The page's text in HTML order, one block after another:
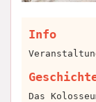
Info
Das